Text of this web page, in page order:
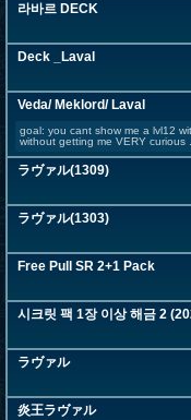
라바르 DECK
Deck _Laval
Veda/ Meklord/ Laval
goal: you cant show me a lvl12
without getting me VERY curious
ラヴァル(1309)
ラヴァル(1303)
Free Pull SR 2+1 Pack
시크릿 팩 1장 이상 해금 2
ラヴァル
炎王ラヴァル